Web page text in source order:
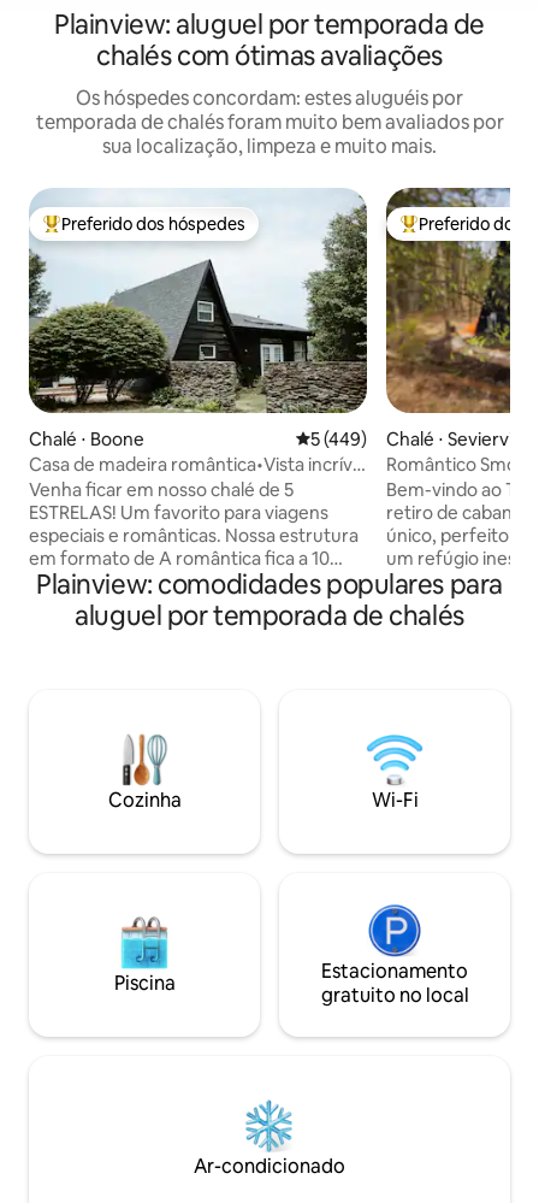
Plainview: aluguel por temporada de
chalés com ótimas avaliações
Os hóspedes concordam: estes aluguéis por
temporada de chalés foram muito bem avaliados por
sua localização, limpeza e muito mais.
Entre os melhores preferidos dos hóspedes
Preferido dos hóspedes
Chalé ⋅ Boone 5 de uma avaliação média de
5 (449)
Casa de madeira romântica•Vista incrível
para a montanha•Chuveiro épico
Venha ficar em nosso chalé de 5
ESTRELAS! Um favorito para viagens
especiais e românticas. Nossa estrutura
em formato de A romântica fica a 10
minutos do centro de Boone e a uma
curta viagem de carro de Banner Elk.
Com uma vista incrível da Grandfather
banheira de hidromassagem para 2
pessoas, vitrais personalizados e muitos
toques pessoais para fazer você se
sentir em casa. Venha ficar em nossa
parece estar a quilômetros de distância!
Entre os
Preferido dos
Chalé ⋅ Sevierville
Romântico
vista para a
e a fogueira
Bem-vindo ao
retiro de cabana
único, perfeito
um refúgio
Mountains. Esta
preta com
em meio a
aproveita as
reúne ao redor
aconchegante
brilhantes para o
mais sobre o The
Plainview: comodidades populares para
aluguel por temporada de chalés
Cozinha Wi-Fi
Piscina
Estacionamento
gratuito no local
Ar-condicionado